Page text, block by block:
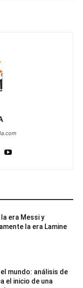
era Messi y
la era Lamine
mundo: análisis de
el inicio de una